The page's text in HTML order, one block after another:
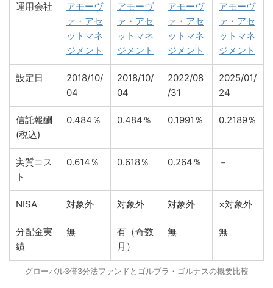
運用会社
アモーヴ
ァ・アセ
ットマネ
ジメント
アモーヴ
ァ・アセ
ットマネ
ジメント
アモーヴ
ァ・アセ
ットマネ
ジメント
アモーヴ
ァ・アセ
ットマネ
ジメント
設定日
2018/10/
04
2018/10/
04
2022/08
/31
2025/01/
24
信託報酬
(税込)
0.484％ 0.484％ 0.1991％ 0.2189％
実質コス
ト
0.614％ 0.618％ 0.264％ －
NISA 対象外 対象外 対象外 ×対象外
分配金実
績
無
有（奇数
月）
無 無
グローバル3倍3分法ファンドとゴルプラ・ゴルナスの概要比較